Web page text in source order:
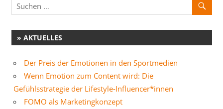
» AKTUELLES
Der Preis der Emotionen in den Sportmedien
Wenn Emotion zum Content wird: Die
Gefühlsstrategie der Lifestyle-Influencer*innen
FOMO als Marketingkonzept